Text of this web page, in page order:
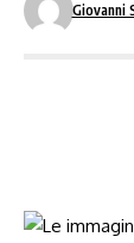
Giovanni